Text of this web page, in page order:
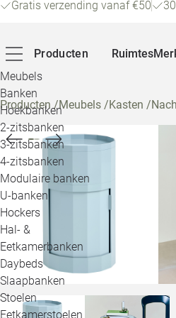
Gratis verzending vanaf €50
Producten
Meubels
Banken
Hoekbanken
2-zitsbanken
3-zitsbanken
4-zitsbanken
Modulaire banken
U-banken
Hockers
Hal- &
Eetkamerbanken
Daybeds
Slaapbanken
Stoelen
Eetkamerstoelen
Ruimtes
Producten/Meubels /Kasten /